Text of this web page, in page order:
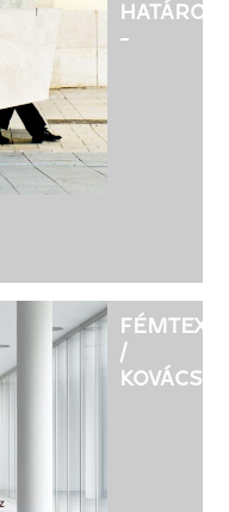
HATÁROK
-
/
KOVÁCS